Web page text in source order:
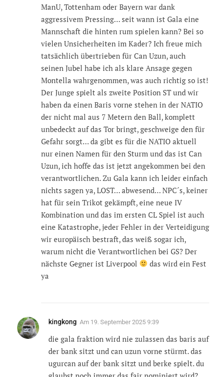
ManU, Tottenham oder Bayern war dank
aggressivem Pressing… seit wann ist Gala eine
Mannschaft die hinten rum spielen kann? Bei so
vielen Unsicherheiten im Kader? Ich freue mich
tatsächlich übertrieben für Can Uzun, auch
seinen Jubel habe ich als klare Ansage gegen
Montella wahrgenommen, was auch richtig so ist!
Der Junge spielt als zweite Position ST und wir
haben da einen Baris vorne stehen in der NATIO
der nicht mal aus 7 Metern den Ball, komplett
unbedeckt auf das Tor bringt, geschweige den für
Gefahr sorgt… da gibt es für die NATIO aktuell
nur einen Namen für den Sturm und das ist Can
Uzun, ich hoffe das ist jetzt angekommen bei den
verantwortlichen. Zu Gala kann ich leider einfach
nichts sagen ya, LOST… abwesend… NPC´s, keiner
hat für sein Trikot gekämpft, eine neue IV
Kombination und das im ersten CL Spiel ist auch
eine Katastrophe, jeder Fehler in der Verteidigung
wir europäisch bestraft, das weiß sogar ich,
warum nicht die Verantwortlichen bei GS? Der
nächste Gegner ist Liverpool
das wird ein Fest
ya
kingkong Am 19. September 2025 9:39
die gala fraktion wird nie zulassen das baris auf
der bank sitzt und can uzun vorne stürmt. das
ugurcan auf der bank sitzt und berke spielt. du